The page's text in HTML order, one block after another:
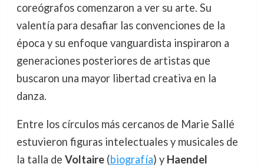
coreógrafos comenzaron a ver su arte. Su
valentía para desafiar las convenciones de la
época y su enfoque vanguardista inspiraron a
generaciones posteriores de artistas que
buscaron una mayor libertad creativa en la
danza.
Entre los círculos más cercanos de Marie Sallé
estuvieron figuras intelectuales y musicales de
la talla de Voltaire(biografía) y Haendel